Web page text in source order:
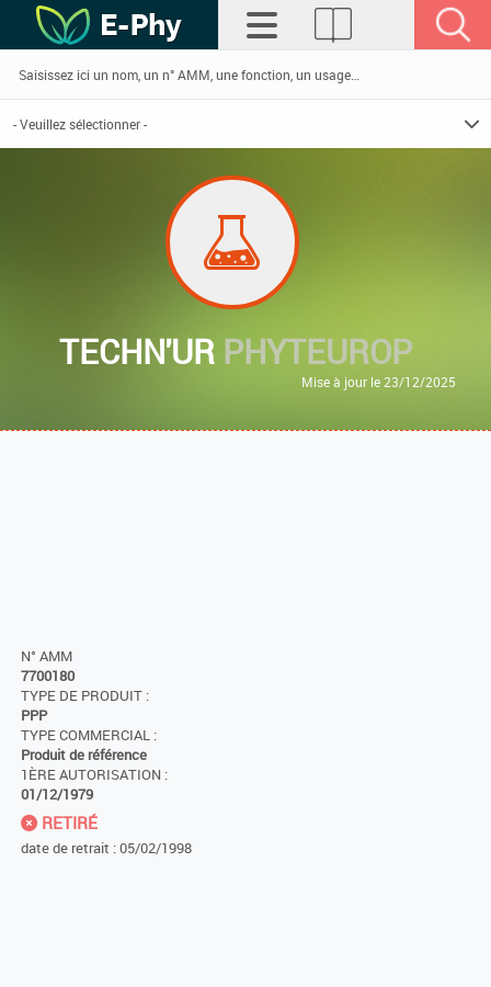
TECHN'UR PHYTEUROP
Mise à jour le 23/12/2025
N° AMM
7700180
TYPE DE PRODUIT :
PPP
TYPE COMMERCIAL :
Produit de référence
1ÈRE AUTORISATION :
01/12/1979
RETIRÉ
date de retrait : 05/02/1998